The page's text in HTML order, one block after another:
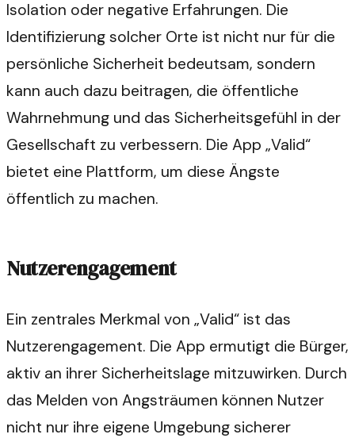
Isolation oder negative Erfahrungen. Die
Identifizierung solcher Orte ist nicht nur für die
persönliche Sicherheit bedeutsam, sondern
kann auch dazu beitragen, die öffentliche
Wahrnehmung und das Sicherheitsgefühl in der
Gesellschaft zu verbessern. Die App „Valid“
bietet eine Plattform, um diese Ängste
öffentlich zu machen.
Nutzerengagement
Ein zentrales Merkmal von „Valid“ ist das
Nutzerengagement. Die App ermutigt die Bürger,
aktiv an ihrer Sicherheitslage mitzuwirken. Durch
das Melden von Angsträumen können Nutzer
nicht nur ihre eigene Umgebung sicherer